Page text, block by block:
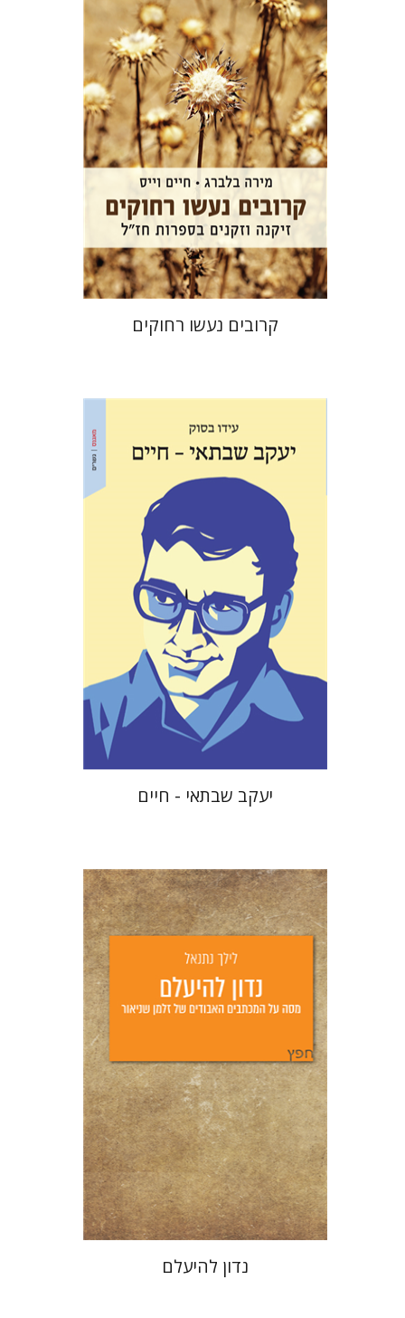
הנחת אתר ספר מודפס
$35
$32
קרובים נעשו רחוקים
עידו בסוק
אריאל הירשפלד
הנחת אתר ספר מודפס
$42
$38
יעקב שבתאי - חיים
לילך נתנאל
יפעת וייס
הנחת אתר ספר מודפס
$28
$25
נדון להיעלם